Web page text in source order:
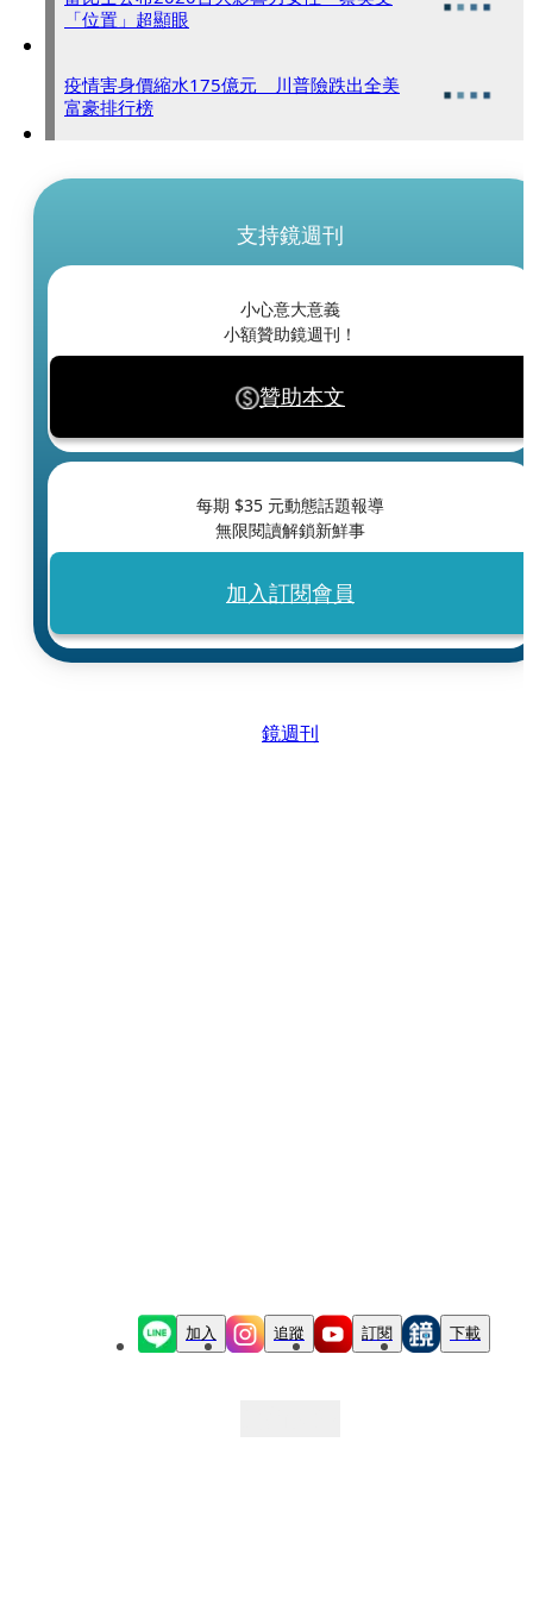
「位置」超顯眼
疫情害身價縮水175億元 川普險跌出全美
富豪排行榜
支持鏡週刊
小心意大意義
小額贊助鏡週刊！
贊助本文
每期 $35 元動態話題報導
無限閱讀解鎖新鮮事
加入訂閱會員
鏡週刊
加入 追蹤 訂閱 下載